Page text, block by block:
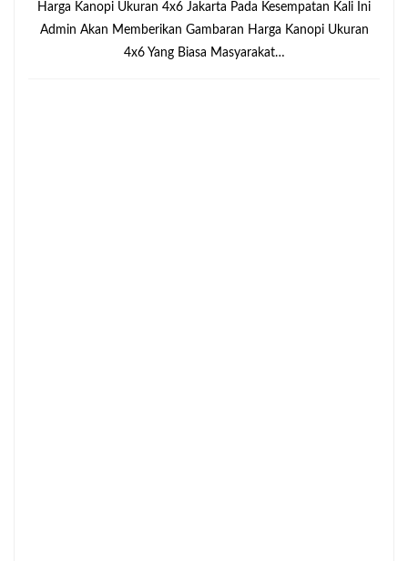
Harga Kanopi Ukuran 4x6 Jakarta Pada Kesempatan Kali Ini
Admin Akan Memberikan Gambaran Harga Kanopi Ukuran
4x6 Yang Biasa Masyarakat…